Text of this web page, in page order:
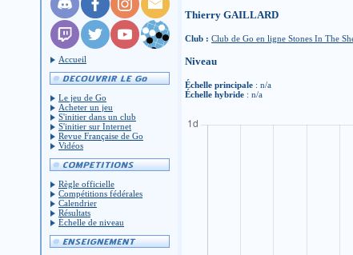
Accueil
Le jeu de Go
Acheter un jeu
S'initier dans un club
S'initier sur Internet
Revue Française de Go
Vidéos
Règle officielle
Compétitions fédérales
Calendrier
Résultats
Échelle de niveau
Thierry GAILLARD
Club : Club de Go en ligne Stones In The
Niveau
Échelle principale : n/a
Échelle hybride : n/a